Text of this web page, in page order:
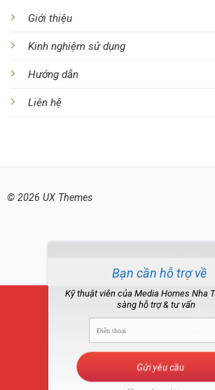
Giới thiệu
Kinh nghiệm sử dụng
Hướng dẫn
Liên hệ
© 2026 UX Themes
GIỚI THIỆU TÀI KHOẢN CỦA
Copyright 2026 ©Media
Bạn cần hỗ trợ về
Robot lau nhà ?
Kỹ thuật viên của Media Homes Nha
sàng hỗ trợ & tư vấn
Gửi yêu cầu